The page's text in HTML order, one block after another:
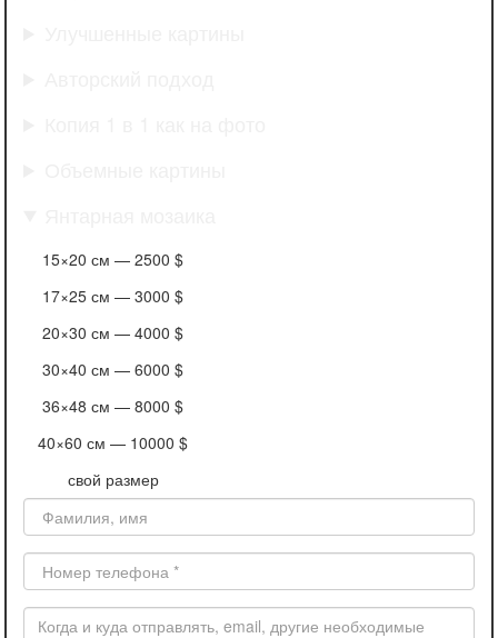
15×20 см — 2500 $
17×25 см — 3000 $
20×30 см — 4000 $
30×40 см — 6000 $
36×48 см — 8000 $
40×60 см — 10000 $
свой размер